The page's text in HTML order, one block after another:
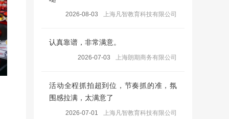
2026-08-03 上海凡智教育科技有限公司
认真靠谱，非常满意。
2026-07-03 上海朗期商务有限公司
活动全程抓拍超到位，节奏抓的准，氛
围感拉满，太满意了
2026-07-01 上海凡智教育科技有限公司